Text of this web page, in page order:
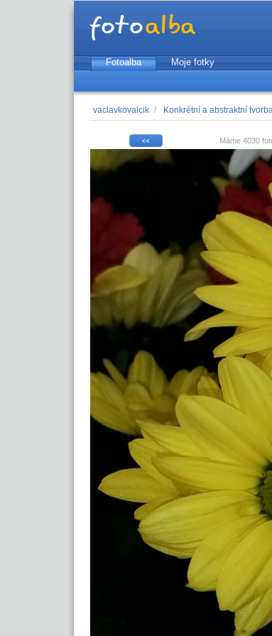
Fotoalba
Moje fotky
vaclavkovalcik / Konkrétní a abstraktní
Máme 4030